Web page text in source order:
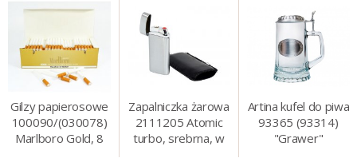
Gilzy papierosowe
100090/(030078)
Marlboro Gold, 8
Zapalniczka żarowa
2111205 Atomic
turbo, srebrna, w
Artina kufel do piwa
93365 (93314)
"Grawer"